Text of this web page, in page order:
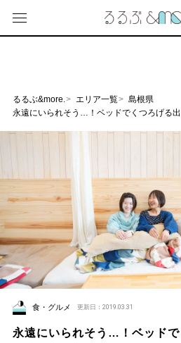
るるぶ&more. エリア一覧
島根県
永遠にいられそう…！ベッドでくつろげる
食・グルメ 更新日：2019.03.31
永遠にいられそう…！ベッド